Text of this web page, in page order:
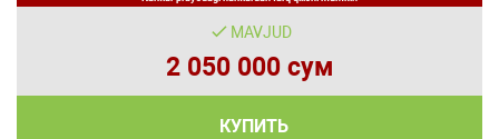
MAVJUD
2 050 000 сум
КУПИТЬ